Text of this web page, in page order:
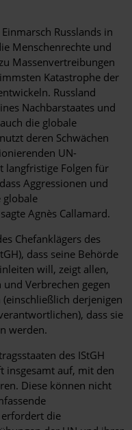
Russlands in
Menschenrechte und
Massenvertreibungen
Katastrophe der
Russland
Nachbarstaates und
die globale
deren Schwächen
UN-
langfristige Folgen für
Aggressionen und
globale
Agnès Callamard.
Chefanklägers des
dass seine Behörde
will, zeigt allen,
Verbrechen gegen
derjenigen
dass sie
werden.
des IStGH
insgesamt auf, mit den
Diese können nicht
erfordert die